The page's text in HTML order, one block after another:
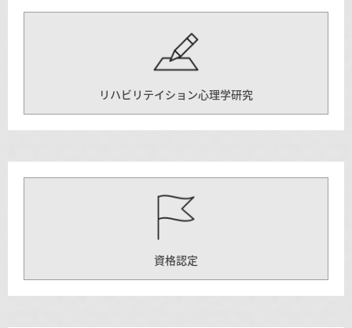
リハビリテイション心理学研究
資格認定